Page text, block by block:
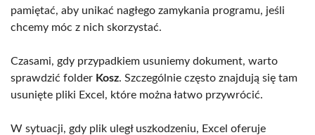
pamiętać, aby unikać nagłego zamykania programu, jeśli
chcemy móc z nich skorzystać.
Czasami, gdy przypadkiem usuniemy dokument, warto
sprawdzić folder Kosz. Szczególnie często znajdują się tam
usunięte pliki Excel, które można łatwo przywrócić.
W sytuacji, gdy plik uległ uszkodzeniu, Excel oferuje